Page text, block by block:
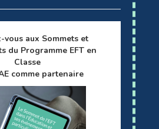
vous aux Sommets et
du Programme EFT en
Classe
comme partenaire